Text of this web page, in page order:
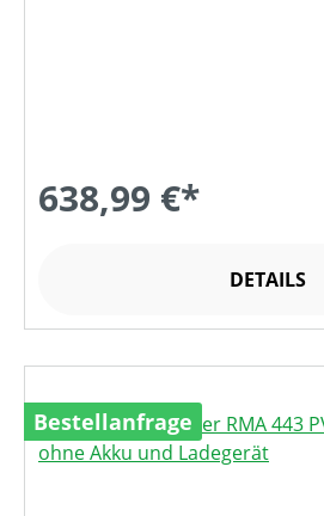
638,99 €*
DETAILS
Bestellanfrage